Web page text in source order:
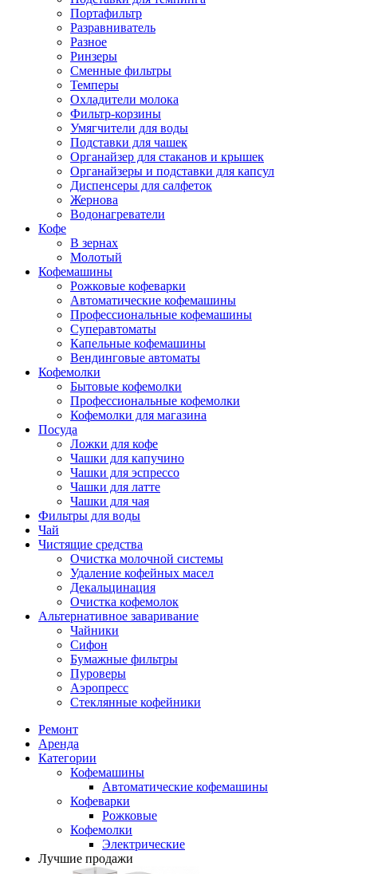
Портафильтр
Разравниватель
Разное
Ринзеры
Сменные фильтры
Темперы
Охладители молока
Фильтр-корзины
Умягчители для воды
Подставки для чашек
Органайзер для стаканов и крышек
Органайзеры и подставки для капсул
Диспенсеры для салфеток
Жернова
Водонагреватели
Кофе
В зернах
Молотый
Кофемашины
Рожковые кофеварки
Автоматические кофемашины
Профессиональные кофемашины
Суперавтоматы
Капельные кофемашины
Вендинговые автоматы
Кофемолки
Бытовые кофемолки
Профессиональные кофемолки
Кофемолки для магазина
Посуда
Ложки для кофе
Чашки для капучино
Чашки для эспрессо
Чашки для латте
Чашки для чая
Фильтры для воды
Чай
Чистящие средства
Очистка молочной системы
Удаление кофейных масел
Декальцинация
Очистка кофемолок
Альтернативное заваривание
Чайники
Сифон
Бумажные фильтры
Пуроверы
Аэропресс
Стеклянные кофейники
Ремонт
Аренда
Категории
Кофемашины
Автоматические кофемашины
Кофеварки
Рожковые
Кофемолки
Электрические
Лучшие продажи